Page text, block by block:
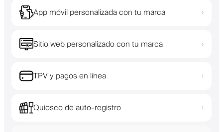
App móvil personalizada con tu marca ›
Sitio web personalizado con tu marca ›
TPV y pagos en línea ›
Quiosco de auto-registro ›